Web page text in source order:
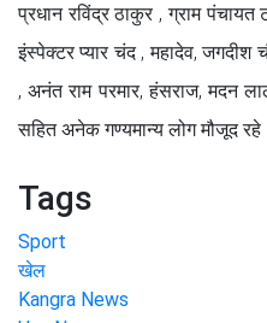
प्रधान रविंद्र ठाकुर , ग्राम
इंस्पेक्टर प्यार चंद , महादेव, जगदीश
, अनंत राम परमार, हंसराज, मदन
सहित अनेक गण्यमान्य लोग मौजूद
Tags
Sport
खेल
Kangra News